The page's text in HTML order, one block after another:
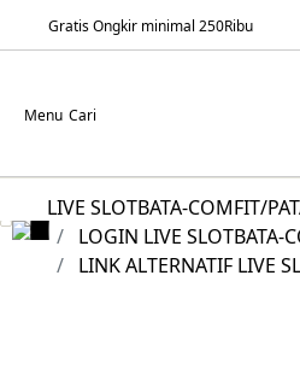
Gratis Ongkir minimal 250Ribu
Menu Cari
LIVE SLOTBATA-COMFIT/
LOGIN LIVE SLOTBATA-
LINK ALTERNATIF LIVE